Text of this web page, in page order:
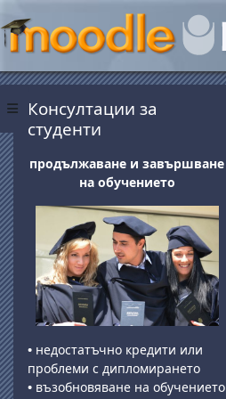
Страничен панел
Блокове
Консултации за
студенти
продължаване и завършване
на обучението
• недостатъчно кредити или
проблеми с дипломирането
• възобновяване на обучението